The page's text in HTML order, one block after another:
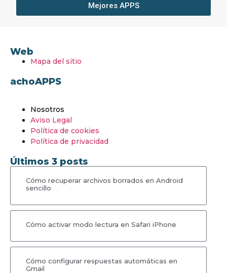
Mejores APPS
Web
Mapa del sitio
achoAPPS
Nosotros
Aviso Legal
Política de cookies
Política de privacidad
Últimos 3 posts
Cómo recuperar archivos borrados en Android
sencillo
Cómo activar modo lectura en Safari iPhone
Cómo configurar respuestas automáticas en
Gmail